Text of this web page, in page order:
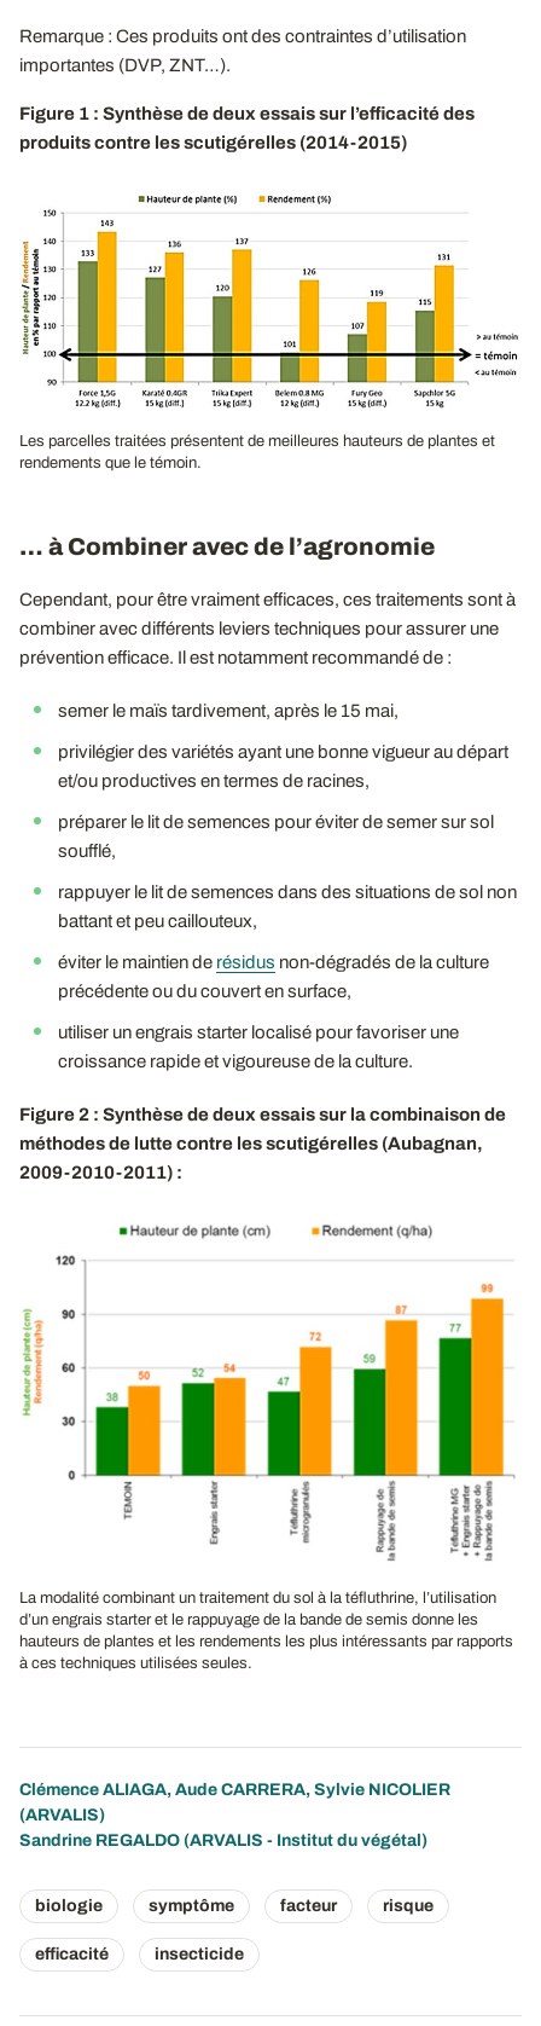
Remarque : Ces produits ont des contraintes d’utilisation
importantes (DVP, ZNT…).
Figure 1 : Synthèse de deux essais sur l’efficacité des
produits contre les scutigérelles (2014-2015)
Les parcelles traitées présentent de meilleures hauteurs de plantes et
rendements que le témoin.
… à Combiner avec de l’agronomie
Cependant, pour être vraiment efficaces, ces traitements sont à
combiner avec différents leviers techniques pour assurer une
prévention efficace. Il est notamment recommandé de :
semer le maïs tardivement, après le 15 mai,
privilégier des variétés ayant une bonne vigueur au départ
et/ou productives en termes de racines,
préparer le lit de semences pour éviter de semer sur sol
soufflé,
rappuyer le lit de semences dans des situations de sol non
battant et peu caillouteux,
éviter le maintien de résidus non-dégradés de la culture
précédente ou du couvert en surface,
utiliser un engrais starter localisé pour favoriser une
croissance rapide et vigoureuse de la culture.
Figure 2 : Synthèse de deux essais sur la combinaison de
méthodes de lutte contre les scutigérelles (Aubagnan,
2009-2010-2011) :
La modalité combinant un traitement du sol à la téfluthrine, l’utilisation
d’un engrais starter et le rappuyage de la bande de semis donne les
hauteurs de plantes et les rendements les plus intéressants par rapports
à ces techniques utilisées seules.
Clémence ALIAGA, Aude CARRERA, Sylvie NICOLIER
(ARVALIS)
Sandrine REGALDO (ARVALIS - Institut du végétal)
biologie symptôme facteur risque
efficacité insecticide